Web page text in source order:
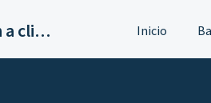
Servicios de implantación a clientes de Ahora Inicio